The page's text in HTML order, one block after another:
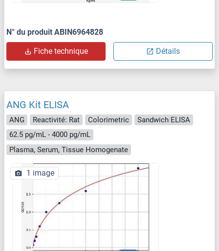
N° du produit ABIN6964828
Fiche technique Détails
ANG Kit ELISA
ANG Reactivité: Rat Colorimetric
Sandwich ELISA
62.5 pg/mL - 4000 pg/mL
Plasma, Serum, Tissue Homogenate
1 image